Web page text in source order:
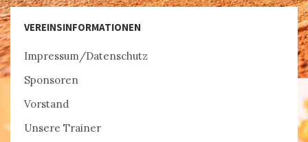
VEREINSINFORMATIONEN
Impressum/Datenschutz
Sponsoren
Vorstand
Unsere Trainer